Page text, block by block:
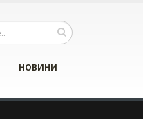
НОВИНИ